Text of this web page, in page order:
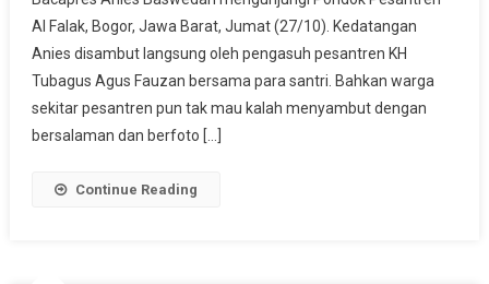
Pesantren
Warisan
Ulama
Pejuang
Al Falak, Bogor, Jawa Barat, Jumat (27/10). Kedatangan
Anies disambut langsung oleh pengasuh pesantren KH
Tubagus Agus Fauzan bersama para santri. Bahkan warga
sekitar pesantren pun tak mau kalah menyambut dengan
bersalaman dan berfoto […]
Continue Reading